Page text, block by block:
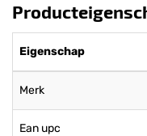
Eigenschap
Merk
Ean upc